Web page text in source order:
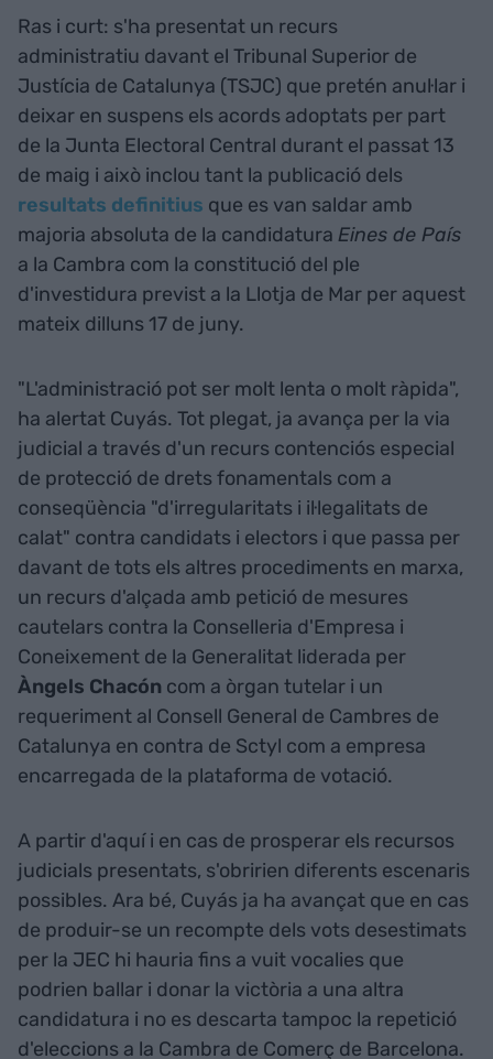
Ras i curt: s'ha presentat un recurs
administratiu davant el Tribunal Superior de
Justícia de Catalunya (TSJC) que pretén anul·lar i
deixar en suspens els acords adoptats per part
de la Junta Electoral Central durant el passat 13
de maig i això inclou tant la publicació dels
resultats definitius que es van saldar amb
majoria absoluta de la candidatura Eines de País
a la Cambra com la constitució del ple
d'investidura previst a la Llotja de Mar per aquest
mateix dilluns 17 de juny.
"L'administració pot ser molt lenta o molt ràpida",
ha alertat Cuyás. Tot plegat, ja avança per la via
judicial a través d'un recurs contenciós especial
de protecció de drets fonamentals com a
conseqüència "d'irregularitats i il·legalitats de
calat" contra candidats i electors i que passa per
davant de tots els altres procediments en marxa,
un recurs d'alçada amb petició de mesures
cautelars contra la Conselleria d'Empresa i
Coneixement de la Generalitat liderada per
Àngels Chacón com a òrgan tutelar i un
requeriment al Consell General de Cambres de
Catalunya en contra de Sctyl com a empresa
encarregada de la plataforma de votació.
A partir d'aquí i en cas de prosperar els recursos
judicials presentats, s'obririen diferents escenaris
possibles. Ara bé, Cuyás ja ha avançat que en cas
de produir-se un recompte dels vots desestimats
per la JEC hi hauria fins a vuit vocalies que
podrien ballar i donar la victòria a una altra
candidatura i no es descarta tampoc la repetició
d'eleccions a la Cambra de Comerç de Barcelona.